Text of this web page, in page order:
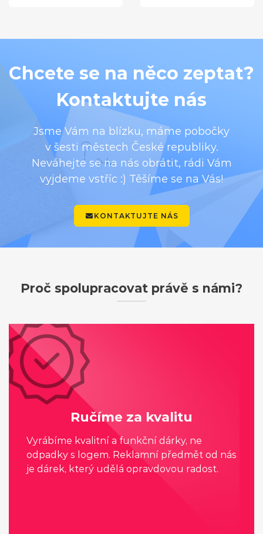
Chcete se na něco zeptat?
Kontaktujte nás
Jsme Vám na blízku, máme pobočky
v šesti městech České republiky.
Neváhejte se na nás obrátit, rádi Vám
vyjdeme vstříc :) Těšíme se na Vás!
KONTAKTUJTE NÁS
Proč spolupracovat právě s námi?
Ručíme za kvalitu
Vyrábíme kvalitní a funkční dárky, ne
odpadky s logem. Reklamní předmět od nás
je dárek, který udělá opravdovou radost.